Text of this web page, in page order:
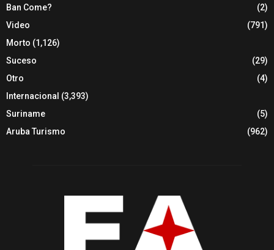
Ban Come?
(2)
Video
(791)
Morto (1,126)
Suceso
(29)
Otro
(4)
Internacional (3,393)
Suriname
(5)
Aruba Turismo
(962)